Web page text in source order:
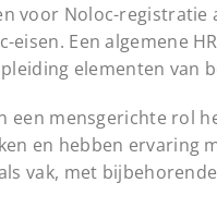
voor Noloc-
Een algemene
elementen van
mensgerichte rol
en hebben ervaring
vak, met